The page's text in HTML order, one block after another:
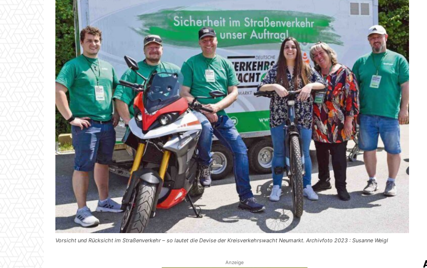
Vorsicht und Rücksicht im Straßenverkehr – so lautet die Devise der Kreisverkehrswacht Neumarkt. Archivfoto 2023 : Susanne Weigl
Anzeige